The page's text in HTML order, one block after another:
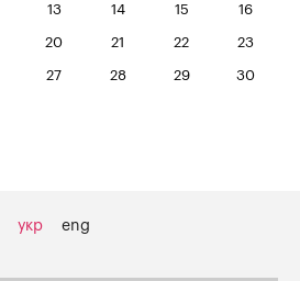
13 14 15 16
20 21 22 23
27 28 29 30
укр eng